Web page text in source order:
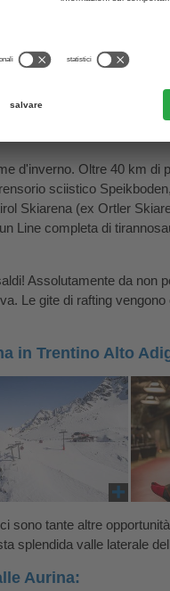
oppure distendervi e
m2 di superficie
provengono dalle zone
d'inverno. Oltre 40 km di
sciistico
Skiarena (ex Ortler
Line completa di
Assolutamente da non
Le gite di rafting
in Trentino Alto
sono tante altre opportunità
splendida valle laterale
Aurina: